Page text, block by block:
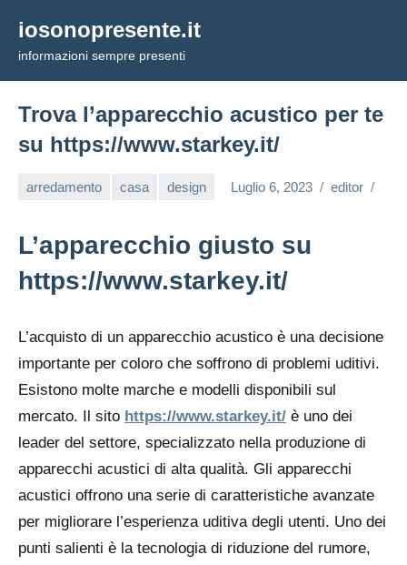
contenuto
iosonopresente.it
informazioni sempre presenti
Trova l’apparecchio acustico per te
su https://www.starkey.it/
arredamento casa design Luglio 6, 2023 editor
L’apparecchio giusto su
https://www.starkey.it/
L’acquisto di un apparecchio acustico è una decisione
importante per coloro che soffrono di problemi uditivi.
Esistono molte marche e modelli disponibili sul
mercato. Il sito https://www.starkey.it/ è uno dei
leader del settore, specializzato nella produzione di
apparecchi acustici di alta qualità. Gli apparecchi
acustici offrono una serie di caratteristiche avanzate
per migliorare l’esperienza uditiva degli utenti. Uno dei
punti salienti è la tecnologia di riduzione del rumore,